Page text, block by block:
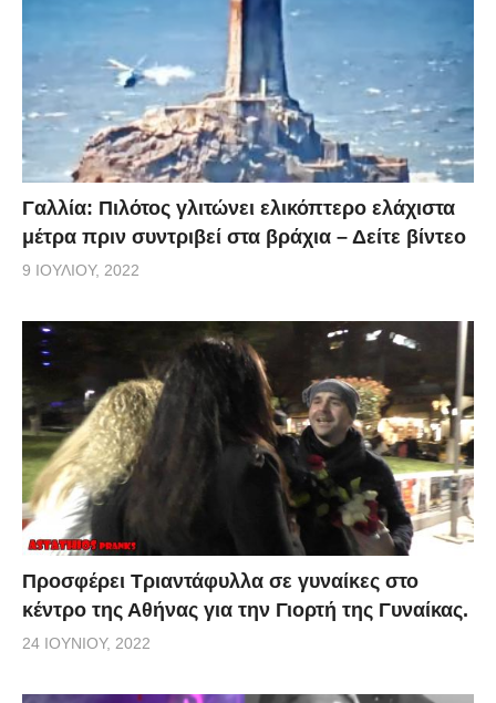
Γαλλία: Πιλότος γλιτώνει ελικόπτερο ελάχιστα
μέτρα πριν συντριβεί στα βράχια – Δείτε βίντεο
9 ΙΟΥΛΊΟΥ, 2022
Προσφέρει Τριαντάφυλλα σε γυναίκες στο
κέντρο της Αθήνας για την Γιορτή της Γυναίκας.
24 ΙΟΥΝΊΟΥ, 2022